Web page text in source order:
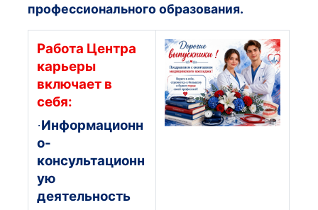
профессионального образования.
Работа Центра
карьеры
включает в
себя:
·Информационн
о-
консультационн
ую
деятельность